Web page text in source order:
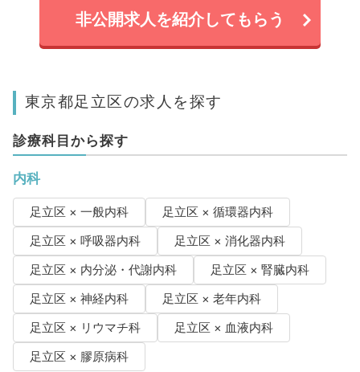
非公開求人を紹介してもらう
東京都足立区の求人を探す
診療科目から探す
内科
足立区 × 一般内科
足立区 × 循環器内科
足立区 × 呼吸器内科
足立区 × 消化器内科
足立区 × 内分泌・代謝内科
足立区 × 腎臓内科
足立区 × 神経内科
足立区 × 老年内科
足立区 × リウマチ科
足立区 × 血液内科
足立区 × 膠原病科